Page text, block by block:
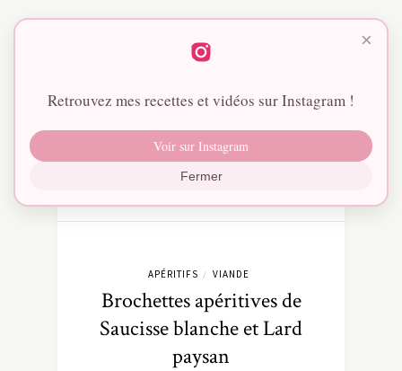
APÉRITIFS / VIANDE
Brochettes apéritives de
Saucisse blanche et Lard
paysan
×
Retrouvez mes recettes et vidéos sur Instagram !
Voir sur Instagram
Fermer